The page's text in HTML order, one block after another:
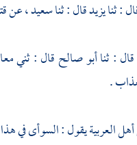
: ثنايزيدقال : ثناسعيد ،عن
قال : ثناأبو صالحقال : ثني
.
العربية يقول : السوأى في